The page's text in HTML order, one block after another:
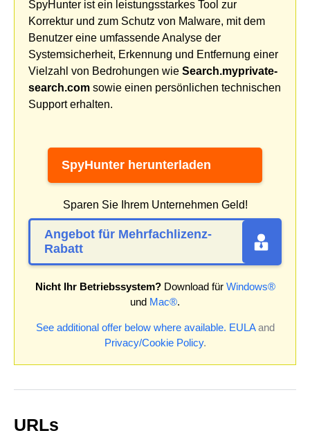
SpyHunter ist ein leistungsstarkes Tool zur
Korrektur und zum Schutz von Malware, mit dem
Benutzer eine umfassende Analyse der
Systemsicherheit, Erkennung und Entfernung einer
Vielzahl von Bedrohungen wie Search.myprivate-
search.com sowie einen persönlichen technischen
Support erhalten.
SpyHunter herunterladen
Sparen Sie Ihrem Unternehmen Geld!
Angebot für Mehrfachlizenz-
Rabatt
Nicht Ihr Betriebssystem?Download für Windows®
und Mac®.
See additional offer below where available. EULAand
Privacy/Cookie Policy.
URLs